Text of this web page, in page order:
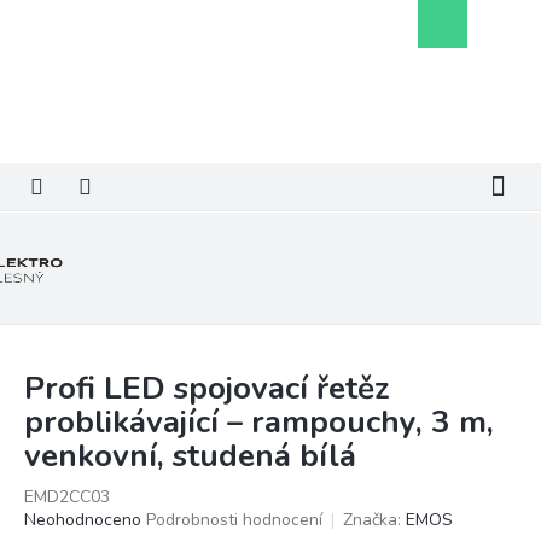
košík
Profi LED spojovací řetěz
problikávající – rampouchy, 3 m,
venkovní, studená bílá
EMD2CC03
Průměrné
Neohodnoceno Podrobnosti hodnocení Značka: EMOS